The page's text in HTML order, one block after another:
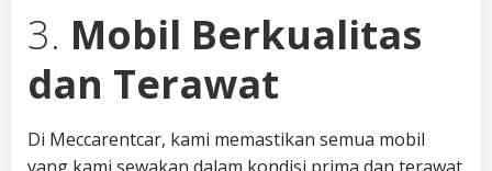
3. Mobil Berkualitas
dan Terawat
Di Meccarentcar, kami memastikan semua mobil